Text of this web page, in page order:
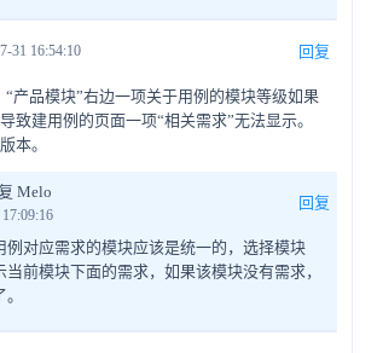
31 16:54:10 回复
“产品模块”右边一项关于用例的模块等级如果
致建用例的页面一项“相关需求”无法显示。
本。
Melo
回复
例对应需求的模块应该是统一的，选择模块
当前模块下面的需求，如果该模块没有需求，